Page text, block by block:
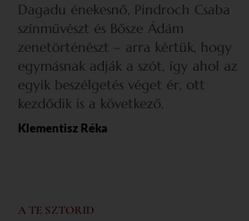
Dagadu énekesnő, Pindroch Csaba
színművészt és Bősze Ádám
zenetörténészt – arra kértük, hogy
egymásnak adják a szót, így ahol az
egyik beszélgetés véget ér, ott
kezdődik is a következő.
Klementisz Réka
A TE SZTORID